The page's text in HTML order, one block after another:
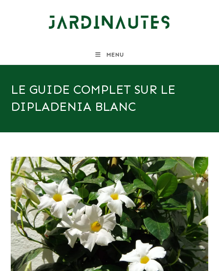
MENU
LE GUIDE COMPLET SUR LE
DIPLADENIA BLANC